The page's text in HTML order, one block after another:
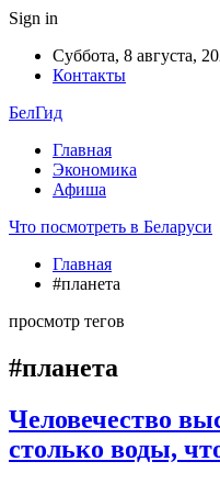
Sign in
Суббота, 8 августа,
Контакты
БелГид
Главная
Экономика
Афиша
Что посмотреть в Беларуси
Главная
#планета
просмотр тегов
#планета
Человечество
столько воды,